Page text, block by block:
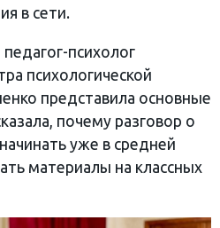
в сети.
психолог
психологической
представила основные
почему разговор о
уже в средней
материалы на классных